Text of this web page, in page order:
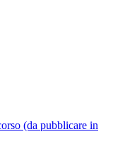
(da pubblicare in